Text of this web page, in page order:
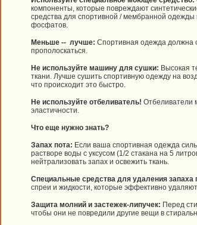
компоненты, которые повреждают
средства для спортивной / мембранной
фосфатов.
Меньше -- лучше: Спортивная одежда должна
прополоскаться.
Не используйте машину для сушки: Высокая
ткани. Лучше сушить спортивную одежду на
что происходит это быстро.
Не используйте отбеливатель! Отбеливатели
эластичности.
Что еще нужно знать?
Запах пота: Если ваша спортивная одежда
растворе воды с уксусом (1/2 стакана на 5
нейтрализовать запах и освежить ткань.
Специальные средства для удаления запаха
спреи и жидкости, которые эффективно
Защита молний и застежек-липучек: Перед
чтобы они не повредили другие вещи в